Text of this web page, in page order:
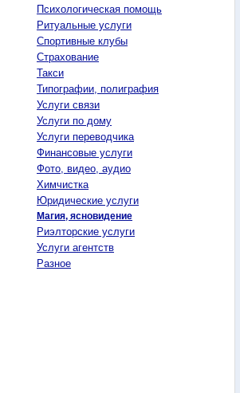
Психологическая помощь
Ритуальные услуги
Спортивные клубы
Страхование
Такси
Типографии, полиграфия
Услуги связи
Услуги по дому
Услуги переводчика
Финансовые услуги
Фото, видео, аудио
Химчистка
Юридические услуги
Магия, ясновидение
Риэлторские услуги
Услуги агентств
Разное